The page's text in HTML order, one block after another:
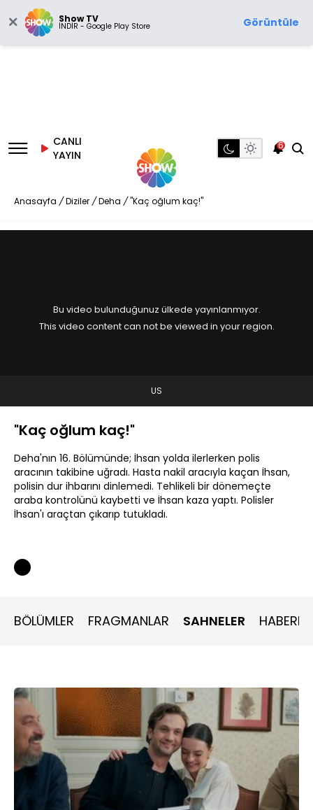
Show TV
İNDİR - Google Play Store Görüntüle
CANLI
YAYIN
6
Anasayfa / Diziler / Deha / "Kaç oğlum kaç!"
Bu video bulunduğunuz ülkede yayınlanmıyor.
This video content can not be viewed in your region.
US
"Kaç oğlum kaç!"
Deha'nın 16. Bölümünde; İhsan yolda ilerlerken polis
aracının takibine uğradı. Hasta nakil aracıyla kaçan İhsan,
polisin dur ihbarını dinlemedi. Tehlikeli bir dönemeçte
araba kontrolünü kaybetti ve İhsan kaza yaptı. Polisler
İhsan'ı araçtan çıkarıp tutukladı.
BÖLÜMLER FRAGMANLAR SAHNELER